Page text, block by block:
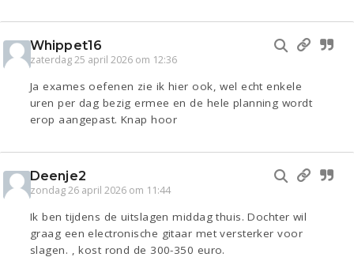
Whippet16
zaterdag 25 april 2026 om 12:36
Ja exames oefenen zie ik hier ook, wel echt enkele
uren per dag bezig ermee en de hele planning wordt
erop aangepast. Knap hoor
Deenje2
zondag 26 april 2026 om 11:44
Ik ben tijdens de uitslagen middag thuis. Dochter wil
graag een electronische gitaar met versterker voor
slagen. , kost rond de 300-350 euro.